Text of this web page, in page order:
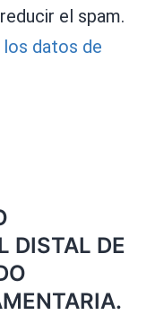
el spam.
datos de
DISTAL DE